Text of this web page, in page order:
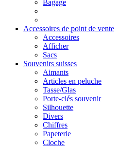
Bagage
Accessoires de point de vente
Accessoires
Afficher
Sacs
Souvenirs suisses
Aimants
Articles en peluche
Tasse/Glas
Porte-clés souvenir
Silhouette
Divers
Chiffres
Papeterie
Cloche